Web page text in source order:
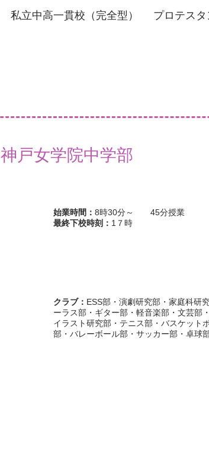
私立中高一貫校（完全型） プロテス
神戸女学院中学部
始業時間： 8時30分～ 45分授業
​最終下校時刻： 1７時
クラブ： ESS部・演劇研究部・家庭科研
ーラス部・ギター部・軽音楽部・文芸部
イラスト研究部・テニス部・バスケット
部・バレーボール部・サッカー部・卓球